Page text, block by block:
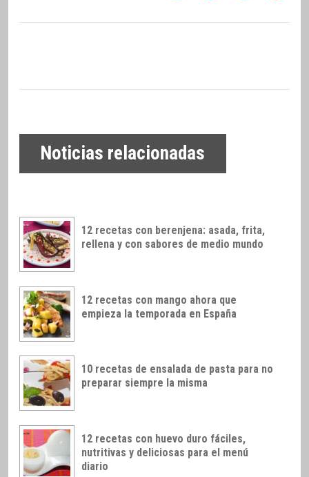
Noticias relacionadas
12 recetas con berenjena: asada, frita,
rellena y con sabores de medio mundo
12 recetas con mango ahora que
empieza la temporada en España
10 recetas de ensalada de pasta para no
preparar siempre la misma
12 recetas con huevo duro fáciles,
nutritivas y deliciosas para el menú
diario